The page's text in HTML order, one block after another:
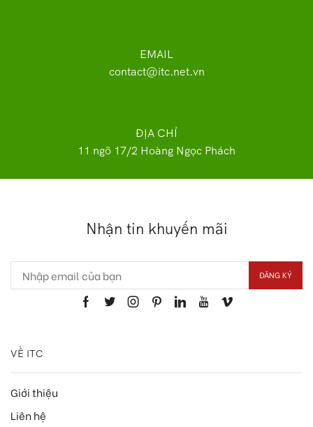
EMAIL
contact@itc.net.vn
ĐỊA CHỈ
11 ngõ 17/2 Hoàng Ngọc Phách
Nhận tin khuyến mãi
VỀ ITC
Giới thiệu
Liên hệ